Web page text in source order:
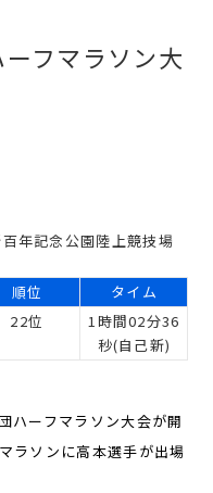
フマラソン大
年記念公園陸上競技場
順位
タイム
22位
1時間02分36
秒(自己新)
ハーフマラソン大会が開
ラソンに高本選手が出場